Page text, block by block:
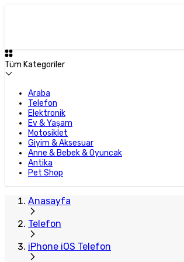
Tüm Kategoriler
Araba
Telefon
Elektronik
Ev & Yaşam
Motosiklet
Giyim & Aksesuar
Anne & Bebek & Oyuncak
Antika
Pet Shop
Anasayfa
Telefon
iPhone iOS Telefon